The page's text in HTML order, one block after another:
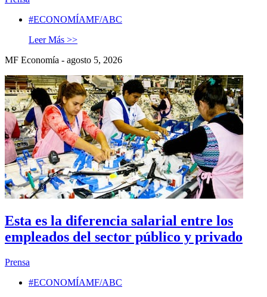
#ECONOMÍAMF/ABC
Leer Más >>
MF Economía - agosto 5, 2026
Esta es la diferencia salarial entre los
empleados del sector público y privado
Prensa
#ECONOMÍAMF/ABC